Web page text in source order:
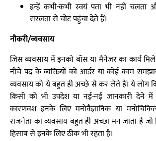
इन्हें कभी-कभी स्वयं पता भी नहीं चलता
सरलता से चोट पहुंचा देते हैं।
नौकरी/व्यवसाय
जिस व्यवसाय में इनको बॉस या मैनेजर का कार्य
नीचे पद के व्यक्तियों को आर्डर या कोई काम
व्यवसाय को ये बहुत ही अच्छे से कर लेते हैं। ये लोग
किसी को भी उपदेश या नई-नई जानकारी देने में
कारणवश इनके लिए मनोवैज्ञानिक या
राजनेता का व्यवसाय बहुत ही अच्छा मन जाता है
हिसाब से इनके लिए ठीक भी रहता है।